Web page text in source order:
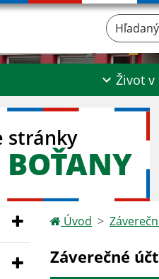
Hľadaný
Život v
stránky
BOŤANY
Úvod
Záverečné